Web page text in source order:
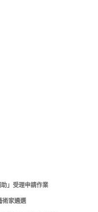
」受理申請作業
術家遴選